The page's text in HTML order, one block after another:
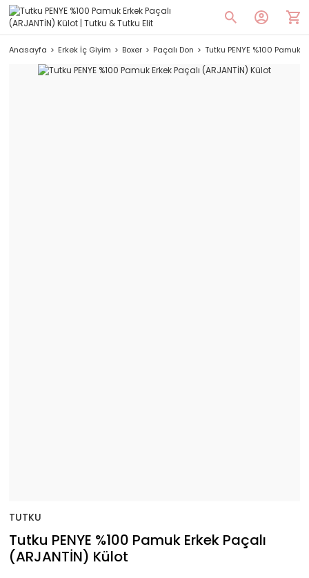
Anasayfa Erkek İç Giyim Boxer Paçalı Don Tutku PENYE %100 Pamuk
TUTKU
Tutku PENYE %100 Pamuk Erkek Paçalı
(ARJANTİN) Külot